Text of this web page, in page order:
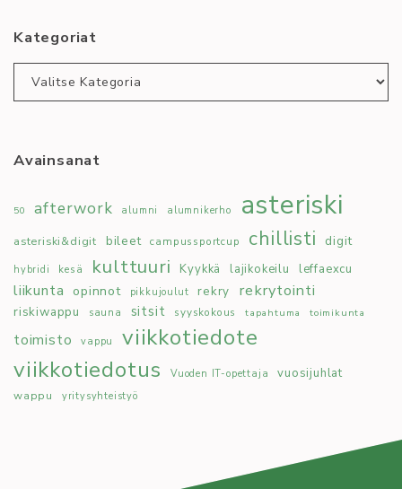
Kategoriat
Kategoriat
Avainsanat
50 afterwork alumni alumnikerho asteriski
asteriski&digit bileet campussportcup chillisti digit
hybridi kesä kulttuuri Kyykkä lajikokeilu leffaexcu
liikunta opinnot pikkujoulut rekry rekrytointi
riskiwappu sauna sitsit syyskokous tapahtuma toimikunta
toimisto vappu
viikkotiedote
viikkotiedotus
Vuoden IT-opettaja vuosijuhlat
wappu yritysyhteistyö